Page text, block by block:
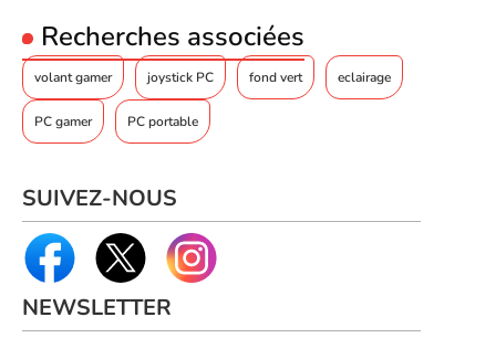
Recherches associées
volant gamer joystick PC fond vert eclairage
PC gamer PC portable
SUIVEZ-NOUS
NEWSLETTER